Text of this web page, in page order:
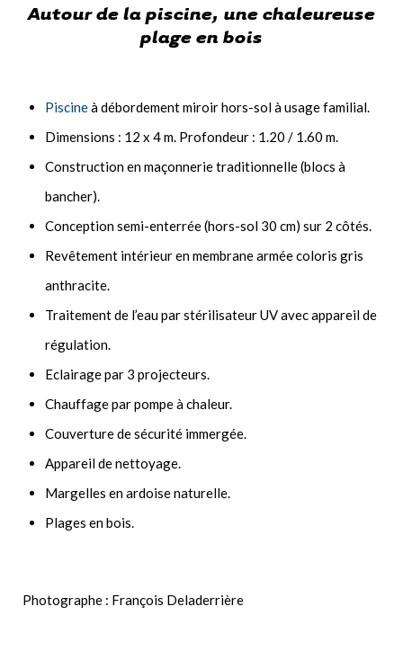
Autour de la piscine, une chaleureuse
plage en bois
Piscineà débordement miroir hors-sol à usage familial.
Dimensions : 12 x 4 m. Profondeur : 1.20 / 1.60 m.
Construction en maçonnerie traditionnelle (blocs à
bancher).
Conception semi-enterrée (hors-sol 30 cm) sur 2 côtés.
Revêtement intérieur en membrane armée coloris gris
anthracite.
Traitement de l’eau par stérilisateur UV avec appareil de
régulation.
Eclairage par 3 projecteurs.
Chauffage par pompe à chaleur.
Couverture de sécurité immergée.
Appareil de nettoyage.
Margelles en ardoise naturelle.
Plages en bois.
Photographe : François Deladerrière